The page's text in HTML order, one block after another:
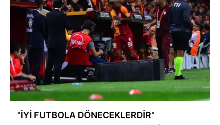
"İYİ FUTBOLA DÖNECEKLERDİR"